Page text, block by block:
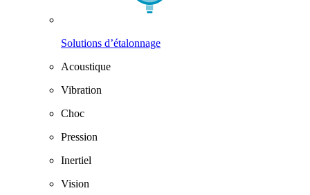
Solutions d’étalonnage
Acoustique
Vibration
Choc
Pression
Inertiel
Vision